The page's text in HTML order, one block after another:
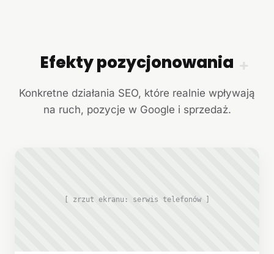
+
Efekty pozycjonowania
Konkretne działania SEO, które realnie wpływają
na ruch, pozycje w Google i sprzedaż.
[ zrzut ekranu: serwis telefonów ]